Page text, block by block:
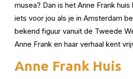
musea? Dan is het Anne Frank
iets voor jou als je in Amsterdam
bekend figuur vanuit de Tweede
Anne Frank en haar verhaal kent
Anne Frank Huis